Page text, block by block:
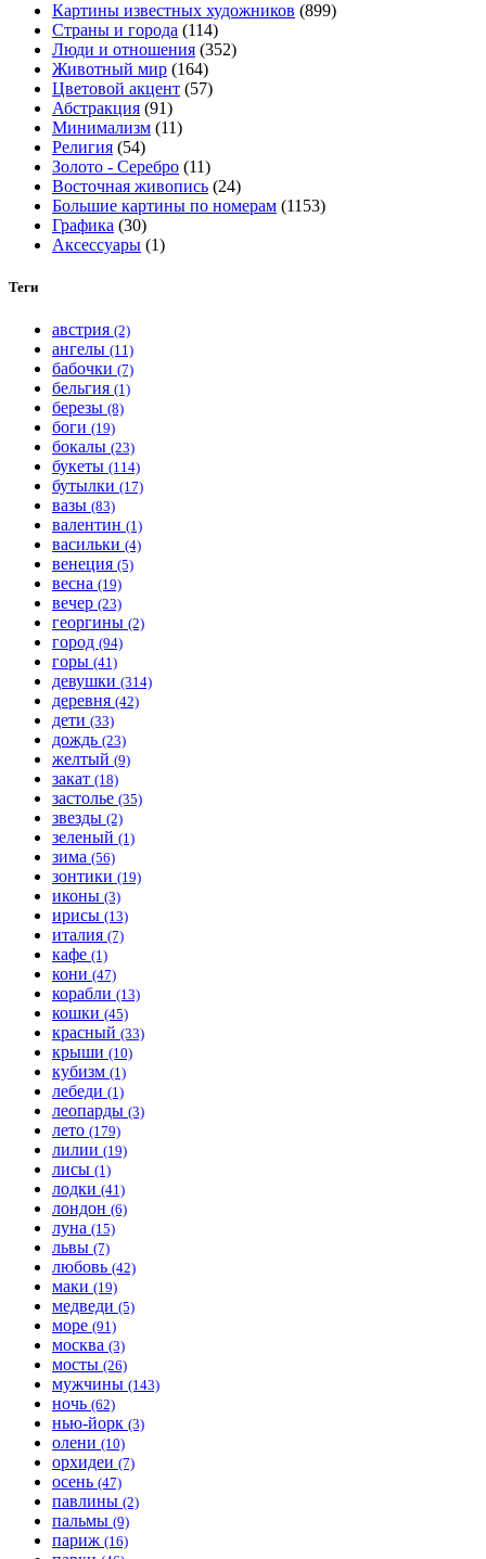
на
странице
товара.
Картины известных художников (899)
Страны и города (114)
Люди и отношения (352)
Животный мир (164)
Цветовой акцент (57)
Абстракция (91)
Минимализм (11)
Религия (54)
Золото - Серебро (11)
Восточная живопись (24)
Большие картины по номерам (1153)
Графика (30)
Аксессуары (1)
Теги
австрия (2)
ангелы (11)
бабочки (7)
бельгия (1)
березы (8)
боги (19)
бокалы (23)
букеты (114)
бутылки (17)
вазы (83)
валентин (1)
васильки (4)
венеция (5)
весна (19)
вечер (23)
георгины (2)
город (94)
горы (41)
девушки (314)
деревня (42)
дети (33)
дождь (23)
желтый (9)
закат (18)
застолье (35)
звезды (2)
зеленый (1)
зима (56)
зонтики (19)
иконы (3)
ирисы (13)
италия (7)
кафе (1)
кони (47)
корабли (13)
кошки (45)
красный (33)
крыши (10)
кубизм (1)
лебеди (1)
леопарды (3)
лето (179)
лилии (19)
лисы (1)
лодки (41)
лондон (6)
луна (15)
львы (7)
любовь (42)
маки (19)
медведи (5)
море (91)
москва (3)
мосты (26)
мужчины (143)
ночь (62)
нью-йорк (3)
олени (10)
орхидеи (7)
осень (47)
павлины (2)
пальмы (9)
париж (16)